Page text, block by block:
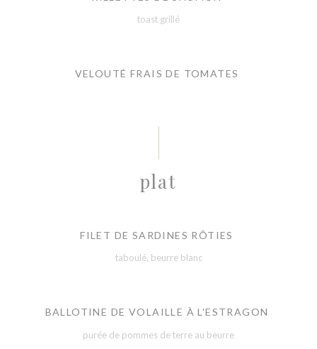
toast grillé
VELOUTÉ FRAIS DE TOMATES
plat
FILET DE SARDINES RÔTIES
taboulé, beurre blanc
BALLOTINE DE VOLAILLE À L'ESTRAGON
purée de pommes de terre au beurre